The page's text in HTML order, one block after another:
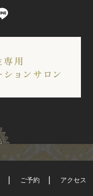
ご予約 アクセス